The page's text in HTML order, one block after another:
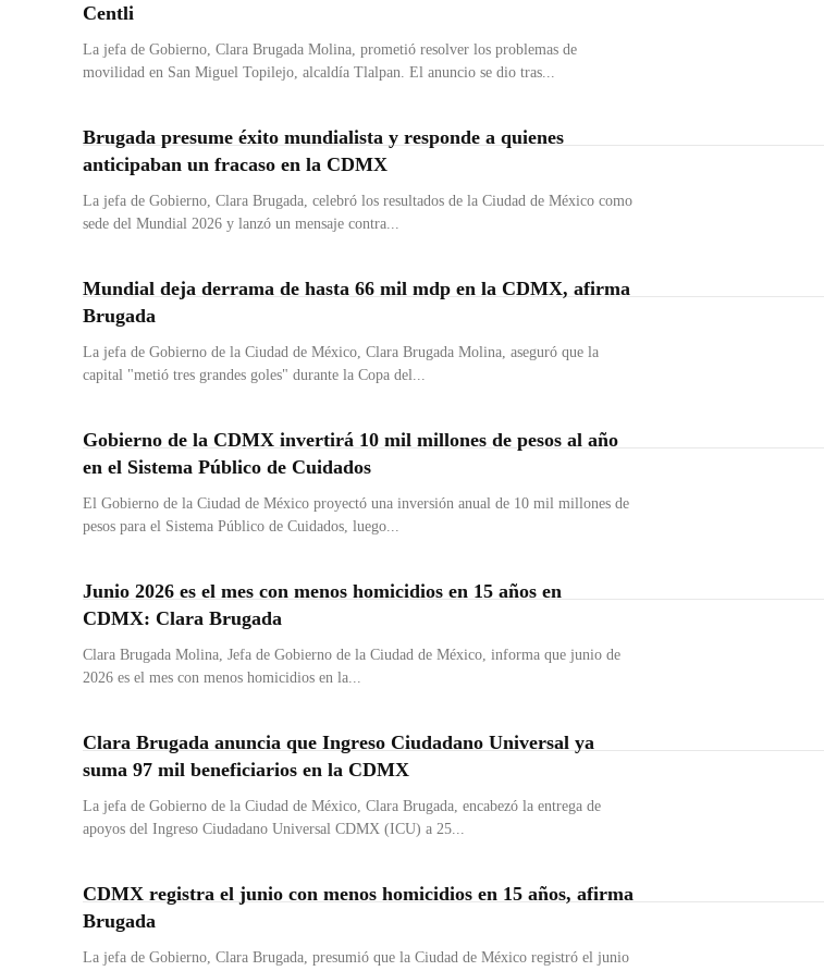
Centli
La jefa de Gobierno, Clara Brugada Molina, prometió resolver los problemas de
movilidad en San Miguel Topilejo, alcaldía Tlalpan. El anuncio se dio tras...
Brugada presume éxito mundialista y responde a quienes
anticipaban un fracaso en la CDMX
La jefa de Gobierno, Clara Brugada, celebró los resultados de la Ciudad de México como
sede del Mundial 2026 y lanzó un mensaje contra...
Mundial deja derrama de hasta 66 mil mdp en la CDMX, afirma
Brugada
La jefa de Gobierno de la Ciudad de México, Clara Brugada Molina, aseguró que la
capital "metió tres grandes goles" durante la Copa del...
Gobierno de la CDMX invertirá 10 mil millones de pesos al año
en el Sistema Público de Cuidados
El Gobierno de la Ciudad de México proyectó una inversión anual de 10 mil millones de
pesos para el Sistema Público de Cuidados, luego...
Junio 2026 es el mes con menos homicidios en 15 años en
CDMX: Clara Brugada
Clara Brugada Molina, Jefa de Gobierno de la Ciudad de México, informa que junio de
2026 es el mes con menos homicidios en la...
Clara Brugada anuncia que Ingreso Ciudadano Universal ya
suma 97 mil beneficiarios en la CDMX
La jefa de Gobierno de la Ciudad de México, Clara Brugada, encabezó la entrega de
apoyos del Ingreso Ciudadano Universal CDMX (ICU) a 25...
CDMX registra el junio con menos homicidios en 15 años, afirma
Brugada
La jefa de Gobierno, Clara Brugada, presumió que la Ciudad de México registró el junio